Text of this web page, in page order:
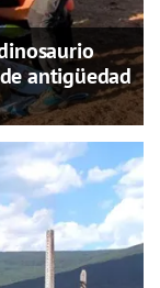
antigüedad